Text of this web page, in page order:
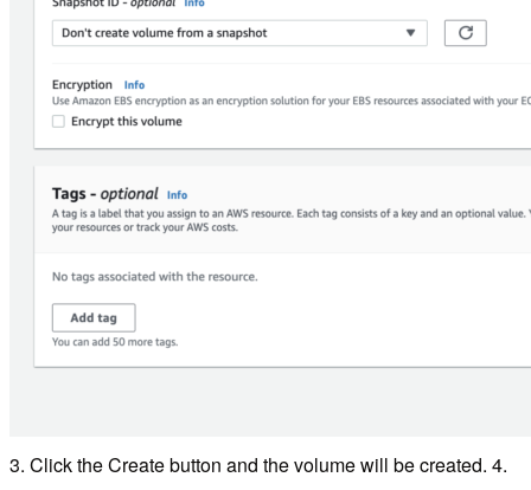
3. Click the Create button and the volume will be created. 4.